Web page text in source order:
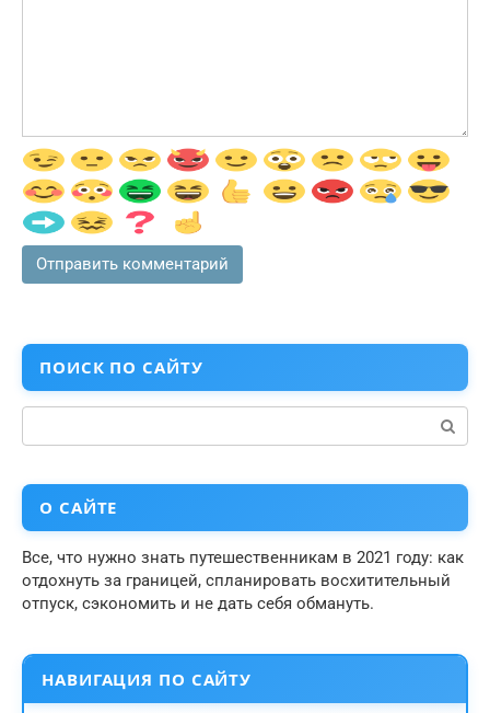
ПОИСК ПО САЙТУ
Поиск:
О САЙТЕ
Все, что нужно знать путешественникам в 2021 году: как
отдохнуть за границей, спланировать восхитительный
отпуск, сэкономить и не дать себя обмануть.
НАВИГАЦИЯ ПО САЙТУ